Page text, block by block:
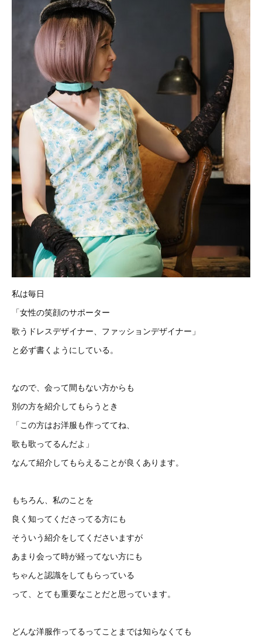
私は毎日
「女性の笑顔のサポーター
歌うドレスデザイナー、ファッションデザイナー」
と必ず書くようにしている。
なので、会って間もない方からも
別の方を紹介してもらうとき
「この方はお洋服も作っててね、
歌も歌ってるんだよ」
なんて紹介してもらえることが良くあります。
もちろん、私のことを
良く知ってくださってる方にも
そういう紹介をしてくださいますが
あまり会って時が経ってない方にも
ちゃんと認識をしてもらっている
って、とても重要なことだと思っています。
どんな洋服作ってるってことまでは知らなくても